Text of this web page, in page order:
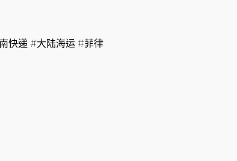
快递 #大陆海运 #菲律